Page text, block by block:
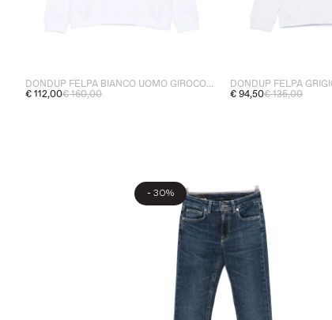
DONDUP FELPA BIANCO UOMO GIROCOLLO
€ 112,00€ 160,00
€ 94,50€ 135,00
- 30%